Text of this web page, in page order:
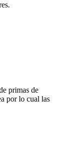
primas de
por lo cual las